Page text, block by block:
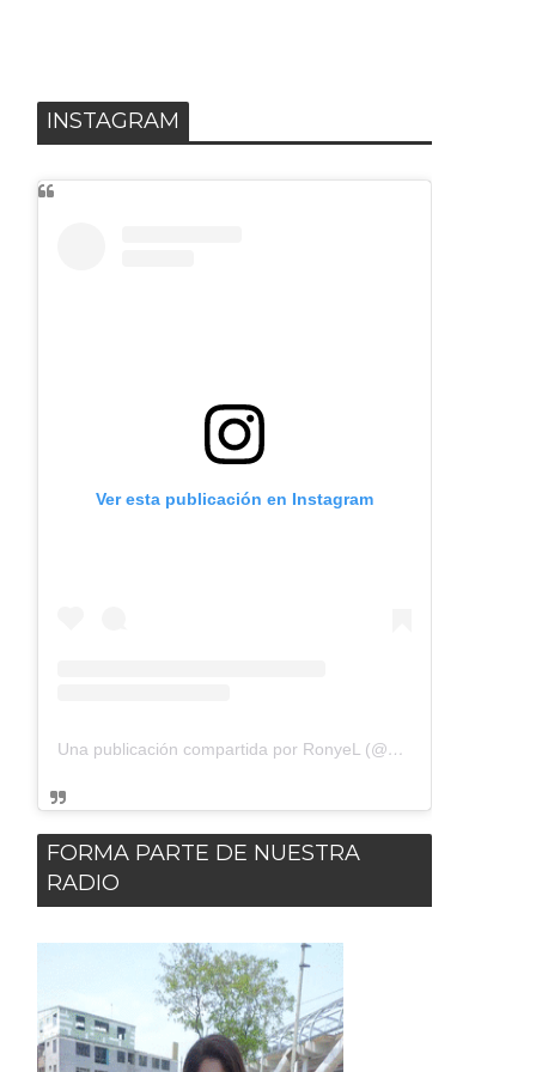
INSTAGRAM
Ver esta publicación en Instagram
Una publicación compartida por RonyeL (@dxsuelto)
FORMA PARTE DE NUESTRA
RADIO